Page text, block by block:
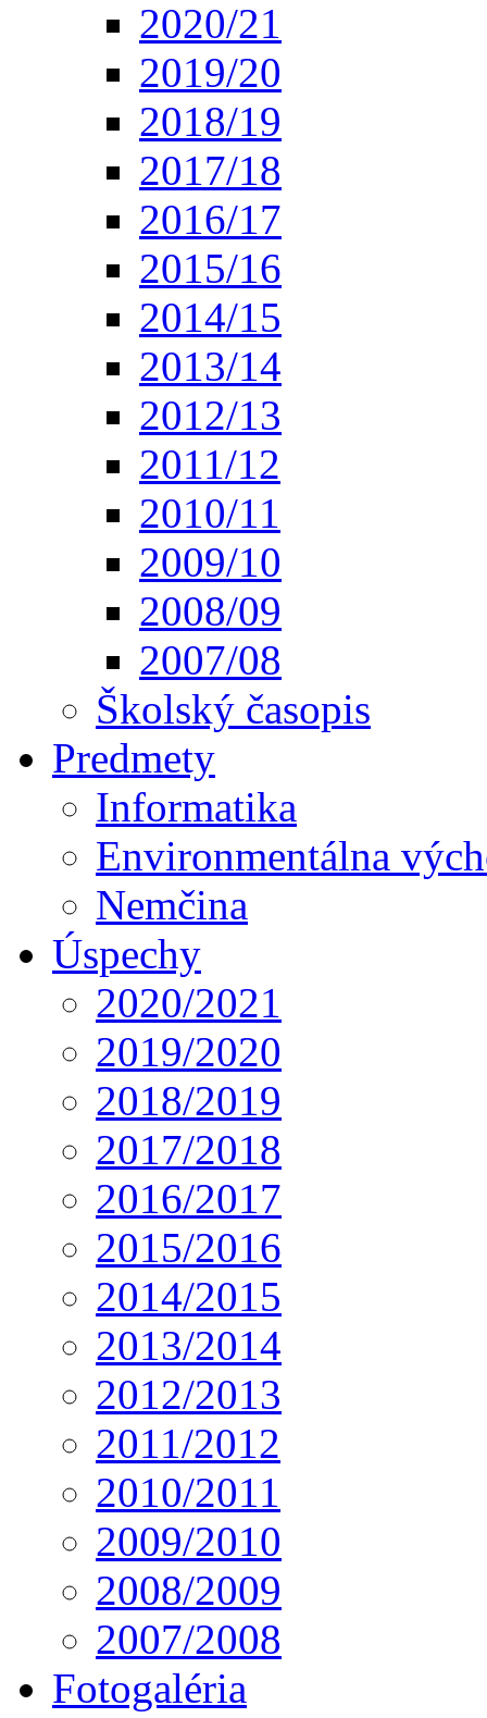
2020/21
2019/20
2018/19
2017/18
2016/17
2015/16
2014/15
2013/14
2012/13
2011/12
2010/11
2009/10
2008/09
2007/08
Školský časopis
Predmety
Informatika
Environmentálna
Nemčina
Úspechy
2020/2021
2019/2020
2018/2019
2017/2018
2016/2017
2015/2016
2014/2015
2013/2014
2012/2013
2011/2012
2010/2011
2009/2010
2008/2009
2007/2008
Fotogaléria